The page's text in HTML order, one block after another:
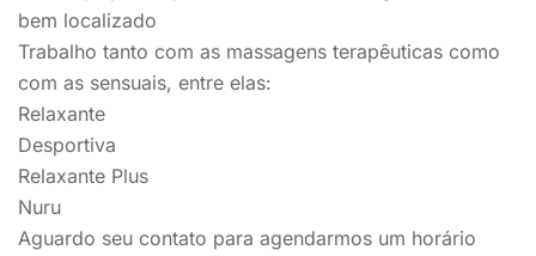
bem localizado
Trabalho tanto com as massagens terapêuticas como
com as sensuais, entre elas:
Relaxante
Desportiva
Relaxante Plus
Nuru
Aguardo seu contato para agendarmos um horário